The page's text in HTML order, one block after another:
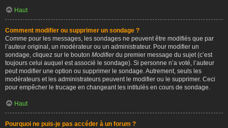
Haut
Comment modifier ou supprimer un sondage ?
Comme pour les messages, les sondages ne peuvent être modifiés que par
l’auteur original, un modérateur ou un administrateur. Pour modifier un
sondage, cliquez sur le bouton Modifierdu premier message du sujet (c’est
toujours celui auquel est associé le sondage). Si personne n’a voté, l’auteur
peut modifier une option ou supprimer le sondage. Autrement, seuls les
modérateurs et les administrateurs peuvent le modifier ou le supprimer. Ceci
pour empêcher le trucage en changeant les intitulés en cours de sondage.
Haut
Pourquoi ne puis-je pas accéder à un forum ?